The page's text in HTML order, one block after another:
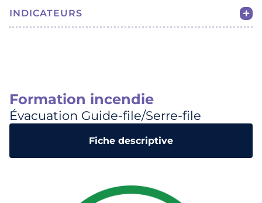
INDICATEURS
Formation incendie
Évacuation Guide-file/Serre-file
Fiche descriptive